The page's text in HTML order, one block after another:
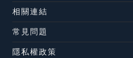
相關連結
常見問題
隱私權政策